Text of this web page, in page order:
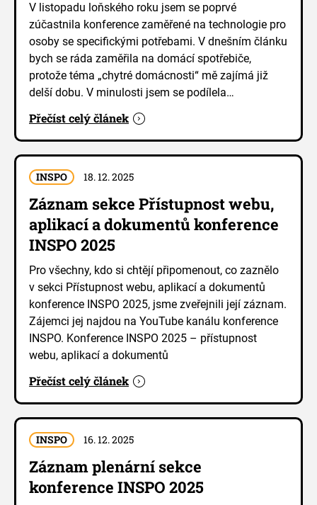
V listopadu loňského roku jsem se poprvé
zúčastnila konference zaměřené na technologie pro
osoby se specifickými potřebami. V dnešním článku
bych se ráda zaměřila na domácí spotřebiče,
protože téma „chytré domácnosti“ mě zajímá již
delší dobu. V minulosti jsem se podílela…
Přečíst celý článek
INSPO 18. 12. 2025
Záznam sekce Přístupnost webu,
aplikací a dokumentů konference
INSPO 2025
Pro všechny, kdo si chtějí připomenout, co zaznělo
v sekci Přístupnost webu, aplikací a dokumentů
konference INSPO 2025, jsme zveřejnili její záznam.
Zájemci jej najdou na YouTube kanálu konference
INSPO. Konference INSPO 2025 – přístupnost
webu, aplikací a dokumentů
Přečíst celý článek
INSPO 16. 12. 2025
Záznam plenární sekce
konference INSPO 2025